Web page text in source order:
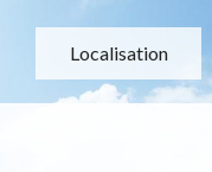
Localisation